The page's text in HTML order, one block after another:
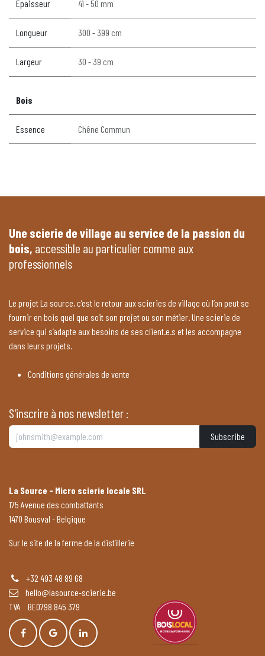
Epaisseur 41 - 50 mm
Longueur 300 - 399 cm
Largeur 30 - 39 cm
Bois
Essence Chêne Commun
Une scierie de village au service de la passion du
bois, accessible au particulier comme aux
professionnels
Le projet La source, c’est le retour aux scieries de village où l’on peut se
fournir en bois quel que soit son projet ou son métier. Une scierie de
service qui s’adapte aux besoins de ses client.e.s et les accompagne
dans leurs projets.
Conditions générales de vente
S'inscrire à nos newsletter :
Subscribe
La Source - Micro scierie locale SRL
175 Avenue des combattants
1470 Bousval - Belgique
Sur le site de la ferme de la distillerie
+32 493 48 89 68
hello@lasource-scierie.be
TVA BE0798 845 379